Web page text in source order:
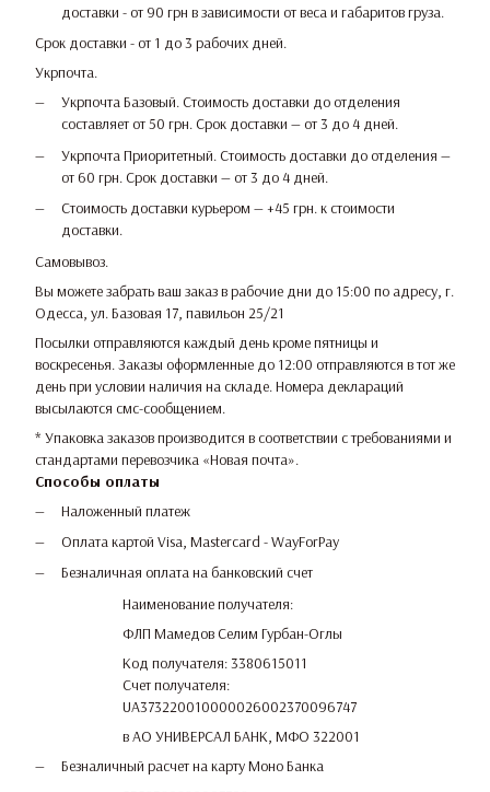
доставки - от 90 грн в зависимости от веса и габаритов груза.
Срок доставки - от 1 до 3 рабочих дней.
Укрпочта.
Укрпочта Базовый. Стоимость доставки до отделения
составляет от 50 грн. Срок доставки — от 3 до 4 дней.
Укрпочта Приоритетный. Стоимость доставки до отделения —
от 60 грн. Срок доставки — от 3 до 4 дней.
Стоимость доставки курьером — +45 грн. к стоимости
доставки.
Самовывоз.
Вы можете забрать ваш заказ в рабочие дни до 15:00 по адресу, г.
Одесса, ул. Базовая 17, павильон 25/21
Посылки отправляются каждый день кроме пятницы и
воскресенья. Заказы оформленные до 12:00 отправляются в тот же
день при условии наличия на складе. Номера деклараций
высылаются смс-сообщением.
* Упаковка заказов производится в соответствии с требованиями и
стандартами перевозчика «Новая почта».
Способы оплаты
Наложенный платеж
Оплата картой Visa, Mastercard - WayForPay
Безналичная оплата на банковский счет
Наименование получателя:
ФЛП Мамедов Селим Гурбан-Оглы
Код получателя: 3380615011
Счет получателя:
UA373220010000026002370096747
в АО УНИВЕРСАЛ БАНК, МФО 322001
Безналичный расчет на карту Моно Банка